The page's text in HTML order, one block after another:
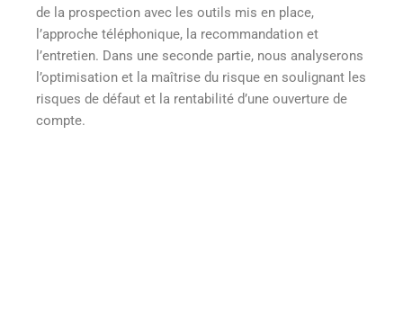
de la prospection avec les outils mis en place,
l’approche téléphonique, la recommandation et
l’entretien. Dans une seconde partie, nous analyserons
l’optimisation et la maîtrise du risque en soulignant les
risques de défaut et la rentabilité d’une ouverture de
compte.